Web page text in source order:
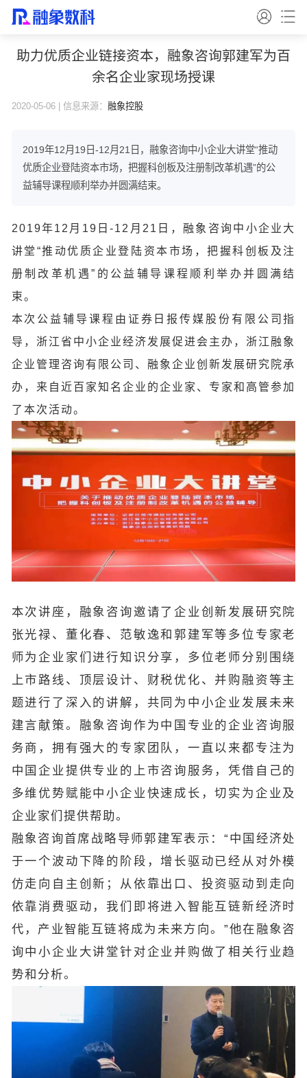
助力优质企业链接资本，融象咨询郭建军为百
余名企业家现场授课
2020-05-06 | 信息来源： 融象控股
2019年12月19日-12月21日，融象咨询中小企业大讲堂“推动
优质企业登陆资本市场，把握科创板及注册制改革机遇”的公
益辅导课程顺利举办并圆满结束。
2019年12月19日-12月21日，融象咨询中小企业大
讲堂“推动优质企业登陆资本市场，把握科创板及注
册制改革机遇”的公益辅导课程顺利举办并圆满结
束。
本次公益辅导课程由证券日报传媒股份有限公司指
导，浙江省中小企业经济发展促进会主办，浙江融象
企业管理咨询有限公司、融象企业创新发展研究院承
办，来自近百家知名企业的企业家、专家和高管参加
了本次活动。
本次讲座，融象咨询邀请了企业创新发展研究院
张光禄、董化春、范敏逸和郭建军等多位专家老
师为企业家们进行知识分享，多位老师分别围绕
上市路线、顶层设计、财税优化、并购融资等主
题进行了深入的讲解，共同为中小企业发展未来
建言献策。融象咨询作为中国专业的企业咨询服
务商，拥有强大的专家团队，一直以来都专注为
中国企业提供专业的上市咨询服务，凭借自己的
多维优势赋能中小企业快速成长，切实为企业及
企业家们提供帮助。
融象咨询首席战略导师郭建军表示：“中国经济处
于一个波动下降的阶段，增长驱动已经从对外模
仿走向自主创新；从依靠出口、投资驱动到走向
依靠消费驱动，我们即将进入智能互链新经济时
代，产业智能互链将成为未来方向。”他在融象咨
询中小企业大讲堂针对企业并购做了相关行业趋
势和分析。